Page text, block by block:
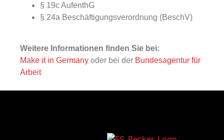
§ 19c AufenthG
§ 24a Beschäftigungsverordnung (BeschV)
Weitere Informationen finden Sie bei:
Make it in Germany oder bei der Bundesagentur für
Arbeit